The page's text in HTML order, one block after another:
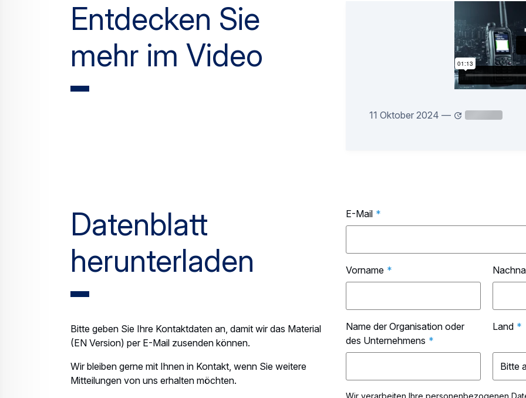
Entdecken Sie
mehr im Video
11 Oktober 2024 —
Datenblatt
herunterladen
Bitte geben Sie Ihre Kontaktdaten an, damit wir das Material
(EN Version) per E-Mail zusenden können.
Wir bleiben gerne mit Ihnen in Kontakt, wenn Sie weitere
Mitteilungen von uns erhalten möchten.
E-Mail *
Vorname *
Name der Organisation oder
des Unternehmens *
Land *
Wir verarbeiten Ihre personenbezogenen